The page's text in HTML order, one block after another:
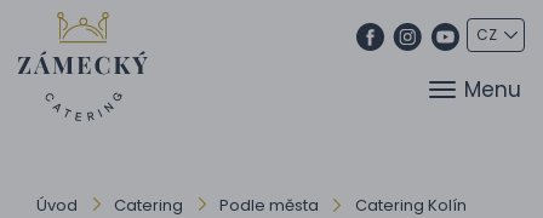
Menu
Úvod Catering Podle města Catering Kolín